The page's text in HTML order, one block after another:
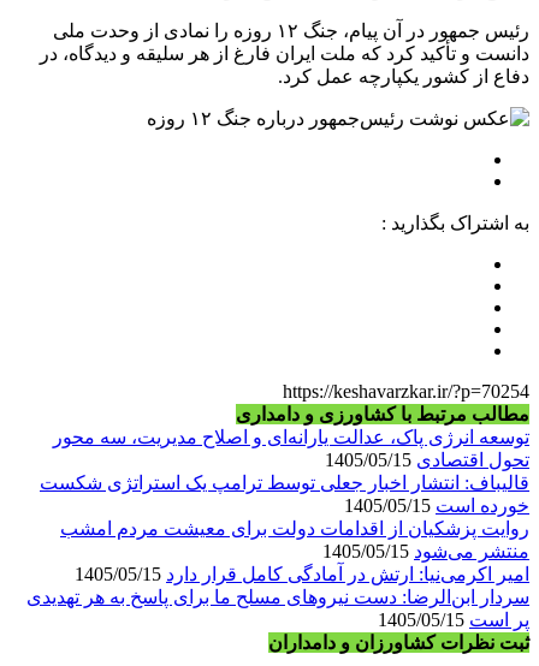
رئیس جمهور در آن پیام، جنگ ۱۲ روزه را نمادی از وحدت ملی
دانست و تأکید کرد که ملت ایران فارغ از هر سلیقه و دیدگاه، در
دفاع از کشور یکپارچه عمل کرد.
به اشتراک بگذارید :
https://keshavarzkar.ir/?p=70254
مطالب مرتبط با کشاورزی و دامداری
توسعه انرژی پاک، عدالت یارانه‌ای و اصلاح مدیریت، سه محور
تحول اقتصادی
قالیباف: انتشار اخبار جعلی توسط ترامپ یک استراتژی شکست
خورده است
روایت پزشکیان از اقدامات دولت برای معیشت مردم امشب
منتشر می‌شود
امیر اکرمی‌نیا: ارتش در آمادگی کامل قرار دارد
سردار ابن‌الرضا: دست نیروهای مسلح ما برای پاسخ به هر تهدیدی
پر است
ثبت نظرات کشاورزان و دامداران